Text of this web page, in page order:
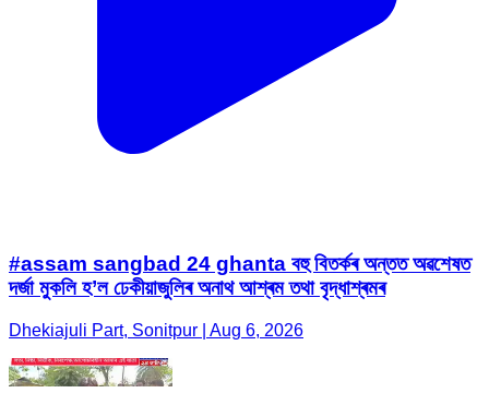
#assam sangbad 24 ghanta বহু বিতৰ্কৰ অন্তত অৱশেষত
দৰ্জা মুকলি হ’ল ঢেকীয়াজুলিৰ অনাথ আশ্ৰম তথা বৃদ্ধাশ্ৰমৰ
Dhekiajuli Part, Sonitpur | Aug 6, 2026